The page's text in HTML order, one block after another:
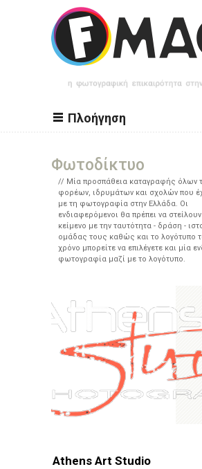
Παράκαμψη προς το κυρίως περιεχόμενο
Πλοήγηση
Φωτοδίκτυο
Μία προσπάθεια καταγραφής όλων
φορέων, ιδρυμάτων και σχολών που
με τη φωτογραφία στην Ελλάδα. Οι
ενδιαφερόμενοι θα πρέπει να
κείμενο με την ταυτότητα - δράση -
ομάδας τους καθώς και το λογότυπο
χρόνο μπορείτε να επιλέγετε και μία
φωτογραφία μαζί με το λογότυπο.
Athens Art Studio